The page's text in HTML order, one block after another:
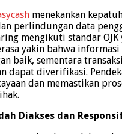
menekankan
perlindungan data
mengikuti standar OJK
yakin bahwa
baik, sementara transaksi
dapat diverifikasi.
dan memastikan
Diakses dan